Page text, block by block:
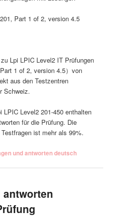
Part 1 of 2, version 4.5
Lpi LPIC Level2 IT Prüfungen
1 of 2, version 4.5）von
aus den Testzentren
Schweiz.
LPIC Level2 201-450 enthalten
für die Prüfung. Die
ist mehr als 99%.
und antworten deutsch
antworten